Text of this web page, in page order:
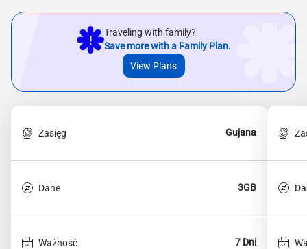
Traveling with family?
Save more with a Family Plan.
View Plans
Zasięg Gujana
Dane 3GB
Ważność 7 Dni